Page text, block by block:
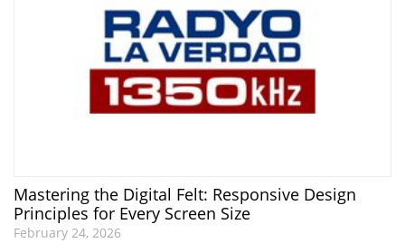
Mastering the Digital Felt: Responsive Design
Principles for Every Screen Size
February 24, 2026